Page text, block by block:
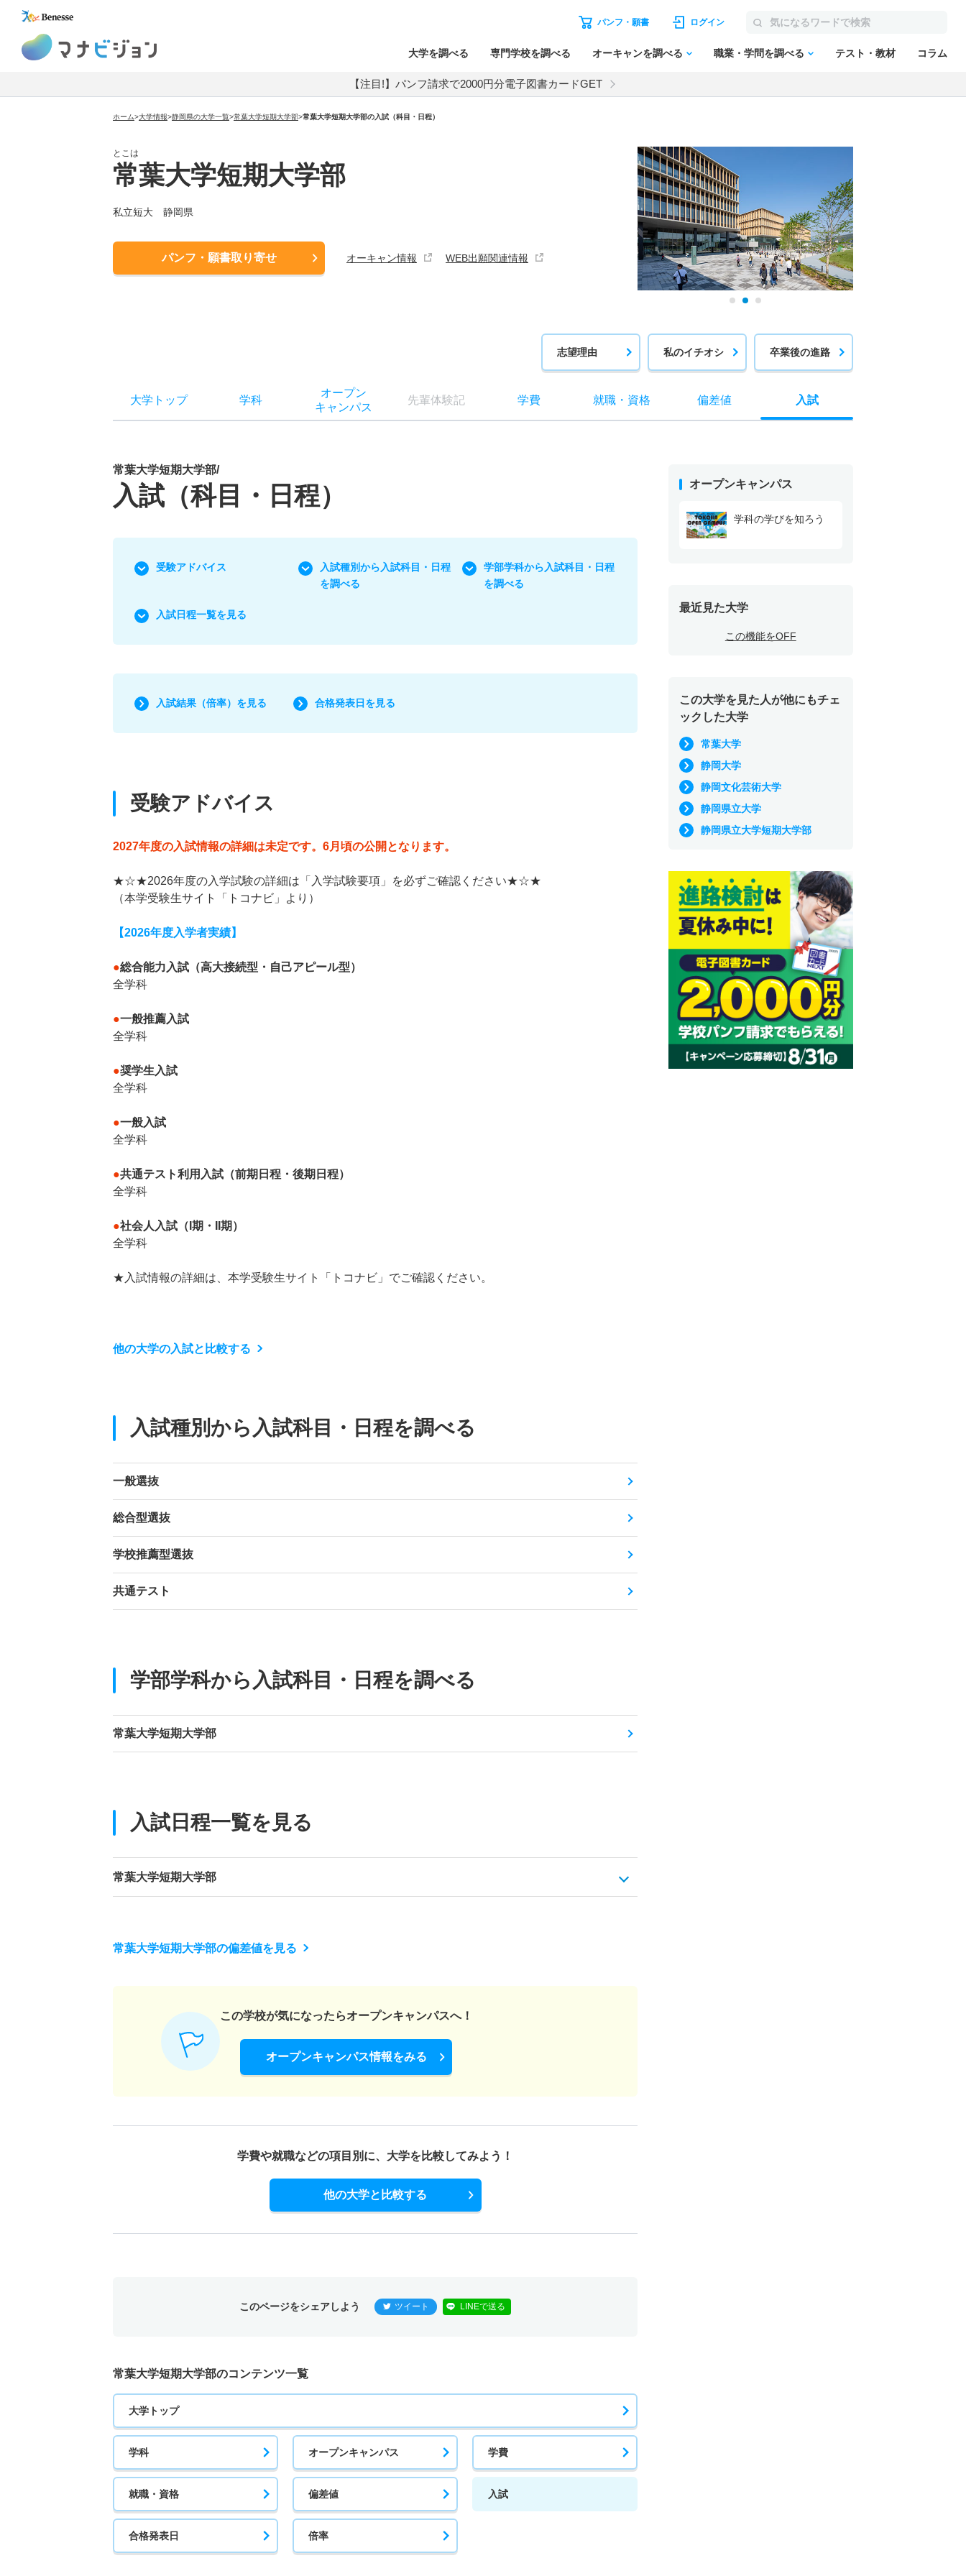
パンフ・願書 ログイン
大学を調べる 専門学校を調べる オーキャンを調べる 職業・学問を調べる テスト・教材 コラム
【注目!】パンフ請求で2000円分電子図書カードGET
ホーム>大学情報>静岡県の大学一覧>常葉大学短期大学部>常葉大学短期大学部の入試（科目・日程）
とこは
常葉大学短期大学部
私立短大 静岡県
パンフ・願書取り寄せ オーキャン情報 WEB出願関連情報
志望理由 私のイチオシ 卒業後の進路
大学トップ 学科
オープン
キャンパス
先輩体験記 学費 就職・ 資格 偏差値 入試
常葉大学短期大学部/
入試（科目・日程）
受験アドバイス
入試種別から入試科目・日程
を調べる
学部学科から入試科目・日程
を調べる
入試日程一覧を見る
入試結果（倍率）を見る 合格発表日を見る
受験アドバイス
2027年度の入試情報の詳細は未定です。6月頃の公開となります。
★☆★2026年度の入学試験の詳細は「入学試験要項」を必ずご確認ください★☆★
（本学受験生サイト「トコナビ」より）
【2026年度入学者実績】
●総合能力入試（高大接続型・自己アピール型）
全学科
●一般推薦入試
全学科
●奨学生入試
全学科
●一般入試
全学科
●共通テスト利用入試（前期日程・後期日程）
全学科
●社会人入試（I期・II期）
全学科
★入試情報の詳細は、本学受験生サイト「トコナビ」でご確認ください。
他の大学の入試と比較する
入試種別から入試科目・日程を調べる
一般選抜
総合型選抜
学校推薦型選抜
共通テスト
学部学科から入試科目・日程を調べる
常葉大学短期大学部
入試日程一覧を見る
常葉大学短期大学部
常葉大学短期大学部の偏差値を見る
この学校が気になったらオープンキャンパスへ！
オープンキャンパス情報をみる
学費や就職などの項目別に、 大学を比較してみよう！
他の大学と比較する
このページをシェアしよう ツイート LINEで送る
常葉大学短期大学部のコンテンツ一覧
大学トップ
学科 オープンキャンパス 学費
就職・資格 偏差値 入試
合格発表日 倍率
オープンキャンパス
学科の学びを知ろう
最近見た大学
この機能をOFF
この大学を見た人が他にもチェ
ックした大学
常葉大学
静岡大学
静岡文化芸術大学
静岡県立大学
静岡県立大学短期大学部